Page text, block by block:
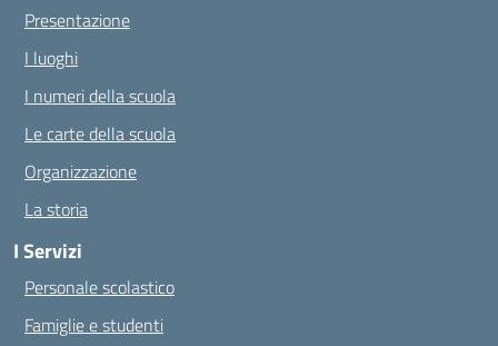
Presentazione
I luoghi
I numeri della scuola
Le carte della scuola
Organizzazione
La storia
I Servizi
Personale scolastico
Famiglie e studenti